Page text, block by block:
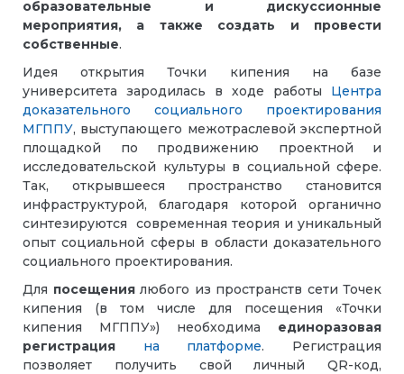
образовательные и дискуссионные
мероприятия, а также создать и провести
собственные.
Идея открытия Точки кипения на базе
университета зародилась в ходе работы Центра
доказательного социального проектирования
МГППУ, выступающего межотраслевой экспертной
площадкой по продвижению проектной и
исследовательской культуры в социальной сфере.
Так, открывшееся пространство становится
инфраструктурой, благодаря которой органично
синтезируются современная теория и уникальный
опыт социальной сферы в области доказательного
социального проектирования.
Для посещениялюбого из пространств сети Точек
кипения (в том числе для посещения «Точки
кипения МГППУ») необходима единоразовая
регистрация
на платформе. Регистрация
позволяет получить свой личный QR-код,